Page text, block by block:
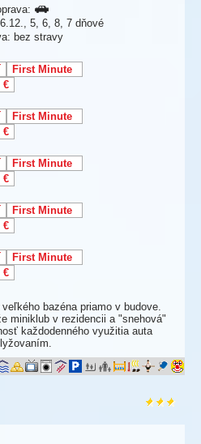
5, 6, 8, 7 dňové
bez stravy
First Minute
€
First Minute
€
First Minute
€
First Minute
€
First Minute
€
bazéna priamo v budove.
miniklub v rezidencii a "snehová"
každodenného využitia auta